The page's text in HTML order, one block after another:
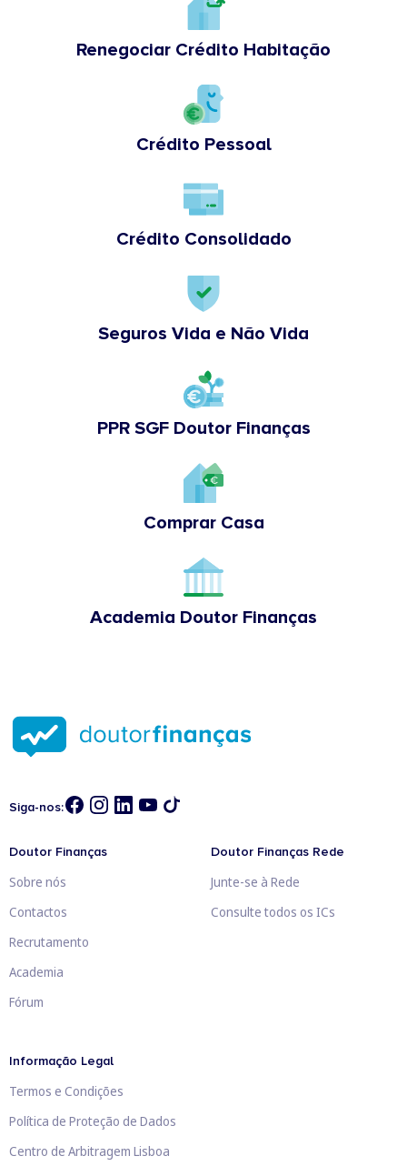
Renegociar Crédito Habitação
Crédito Pessoal
Crédito Consolidado
Seguros Vida e Não Vida
PPR SGF Doutor Finanças
Comprar Casa
Academia Doutor Finanças
Siga-nos:
Doutor Finanças
Sobre nós
Contactos
Recrutamento
Academia
Fórum
Doutor Finanças Rede
Junte-se à Rede
Consulte todos os ICs
Informação Legal
Termos e Condições
Política de Proteção de Dados
Centro de Arbitragem Lisboa